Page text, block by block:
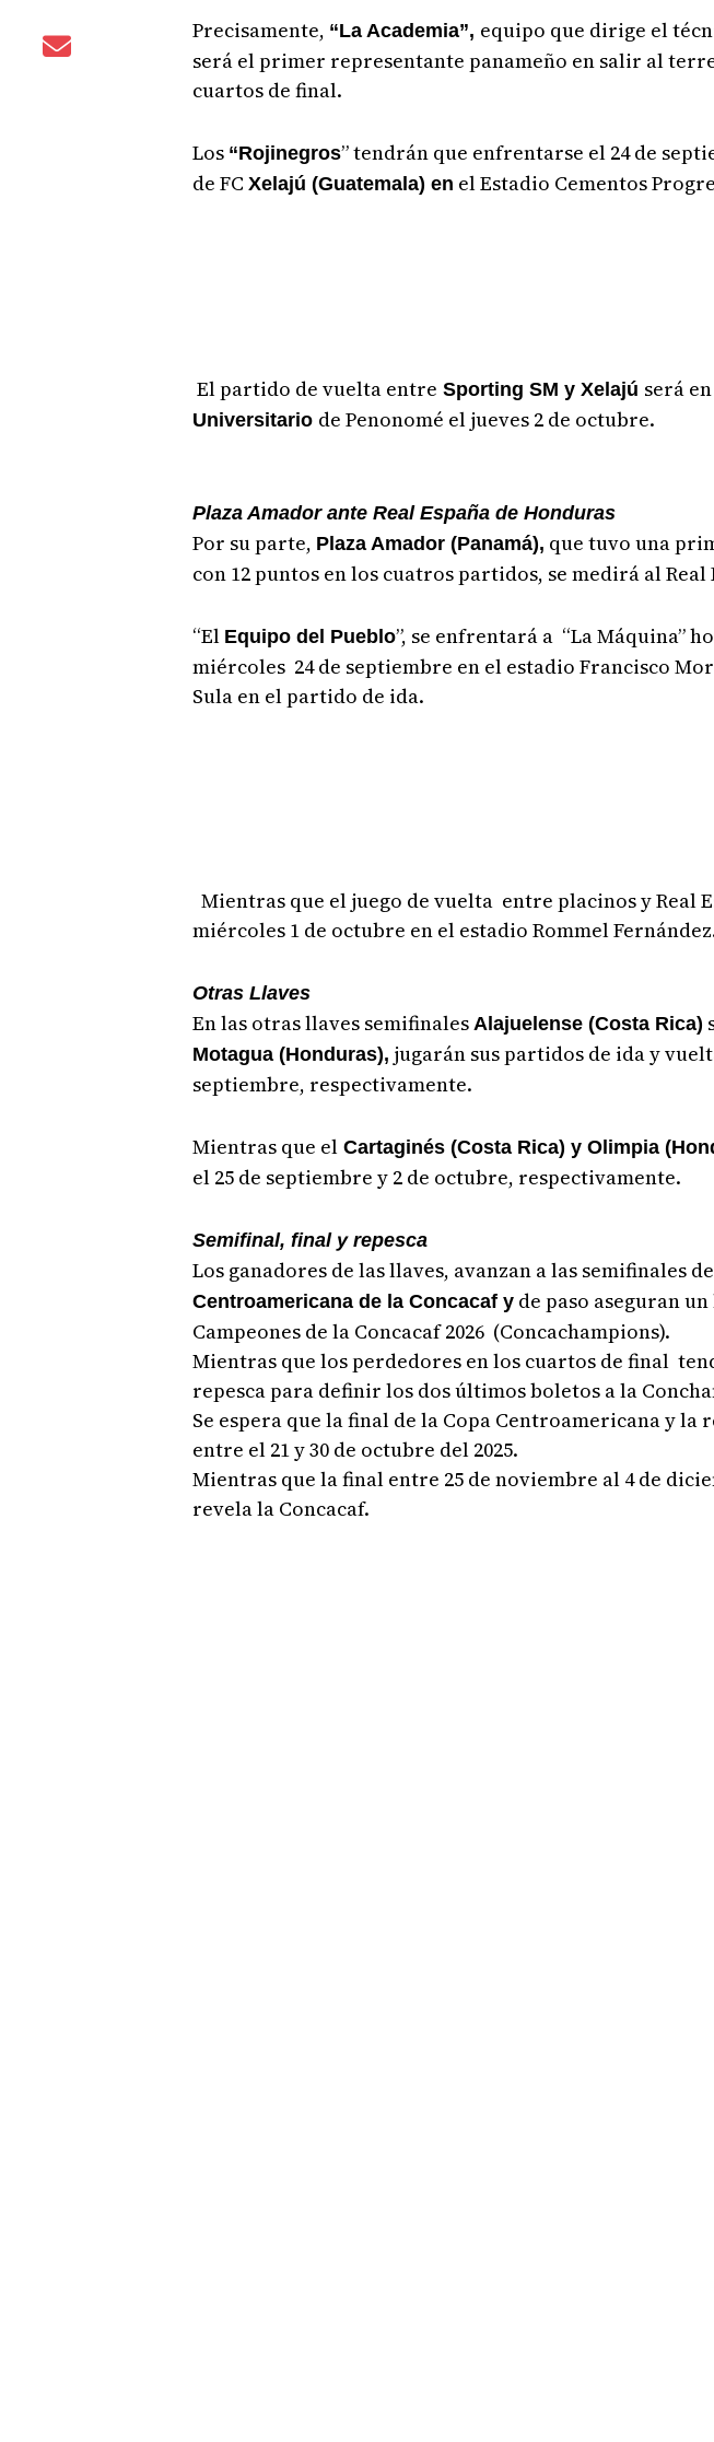
Precisamente, “La Academia”, equipo que dirige el
será el primer representante panameño en salir al
cuartos de final.
Los “Rojinegros” tendrán que enfrentarse el 24 de
de FC Xelajú (Guatemala) en el Estadio Cementos
El partido de vuelta entre Sporting SM y Xelajú será
Universitario de Penonomé el jueves 2 de octubre.
Plaza Amador ante Real España de Honduras
Por su parte, Plaza Amador (Panamá), que tuvo una
con 12 puntos en los cuatros partidos, se medirá al Real
“El Equipo del Pueblo”, se enfrentará a “La Máquina”
miércoles 24 de septiembre en el estadio Francisco
Sula en el partido de ida.
Mientras que el juego de vuelta entre placinos y Real
miércoles 1 de octubre en el estadio Rommel
Otras Llaves
En las otras llaves semifinales Alajuelense (Costa Rica)
Motagua (Honduras), jugarán sus partidos de ida y
septiembre, respectivamente.
Mientras que elCartaginés (Costa Rica) y Olimpia
el 25 de septiembre y 2 de octubre, respectivamente.
Semifinal, final y repesca
Los ganadores de las llaves, avanzan a las semifinales
Centroamericana de la Concacaf yde paso aseguran
Campeones de la Concacaf 2026 (Concachampions).
Mientras que los perdedores en los cuartos de final
repesca para definir los dos últimos boletos a la
Se espera que la final de la Copa Centroamericana y la
entre el 21 y 30 de octubre del 2025.
Mientras que la final entre 25 de noviembre al 4 de
revela la Concacaf.